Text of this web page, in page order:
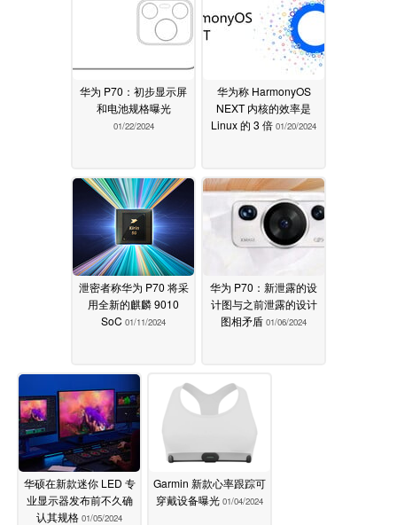
华为 P70：初步显示屏
和电池规格曝光
01/22/2024
华为称 HarmonyOS
NEXT 内核的效率是
Linux 的 3 倍 01/20/2024
泄密者称华为 P70 将采
用全新的麒麟 9010
SoC 01/11/2024
华为 P70：新泄露的设
计图与之前泄露的设计
图相矛盾 01/06/2024
华硕在新款迷你 LED 专
业显示器发布前不久确
认其规格 01/05/2024
Garmin 新款心率跟踪可
穿戴设备曝光 01/04/2024